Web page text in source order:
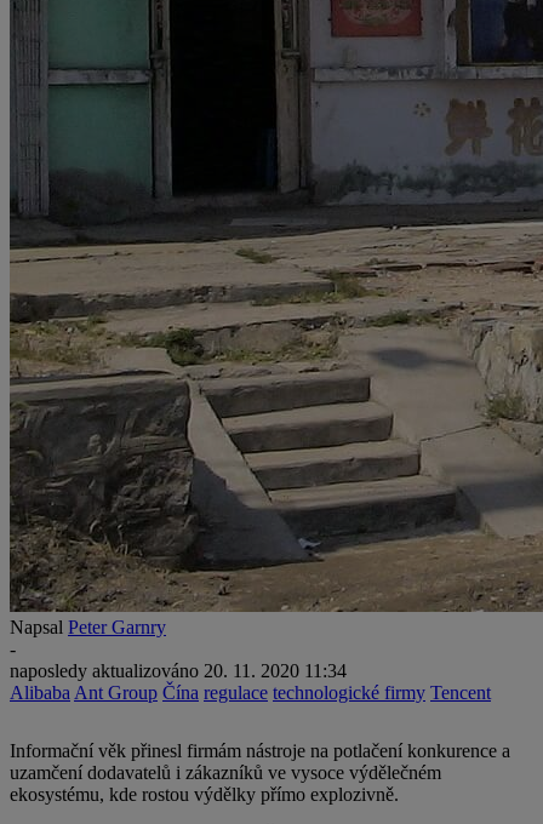
Napsal Peter Garnry
-
naposledy aktualizováno 20. 11. 2020 11:34
Alibaba Ant Group Čína regulace technologické firmy Tencent
Informační věk přinesl firmám nástroje na potlačení konkurence a
uzamčení dodavatelů i zákazníků ve vysoce výdělečném
ekosystému, kde rostou výdělky přímo explozivně.